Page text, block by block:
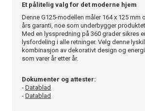
Et pålitelig valg for det moderne hjem
Denne G125-modellen måler 164 x 125 mm
års garanti, noe som underbygger
Med en lysspredning på 360 grader sikres
lysfordeling i alle retninger. Velg denne
kombinasjon av dekorativt design og
som varer år etter år.
Dokumenter og attester:
- Datablad
- Datablad